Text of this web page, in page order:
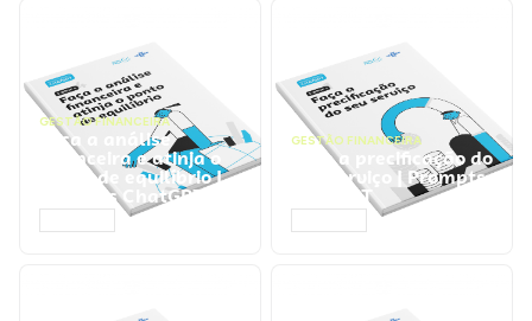
GESTÃO FINANCEIRA
Faça a análise
financeira e atinja o
ponto de equilíbrio |
Prompts ChatGPT
GESTÃO FINANCEIRA
Faça a precificação do
seu serviço | Prompts
ChatGPT